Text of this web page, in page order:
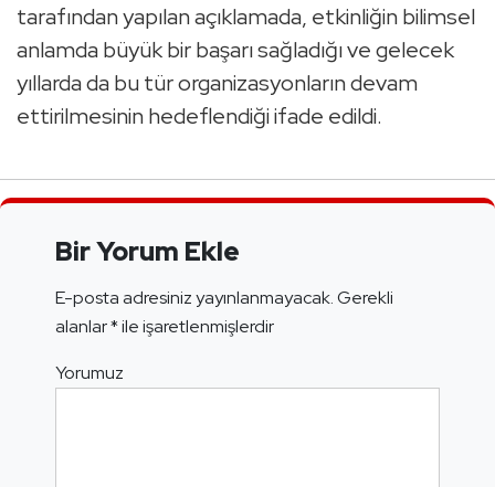
tarafından yapılan açıklamada, etkinliğin bilimsel
anlamda büyük bir başarı sağladığı ve gelecek
yıllarda da bu tür organizasyonların devam
ettirilmesinin hedeflendiği ifade edildi.
Bir Yorum Ekle
E-posta adresiniz yayınlanmayacak.Gerekli
alanlar*ile işaretlenmişlerdir
Yorumuz